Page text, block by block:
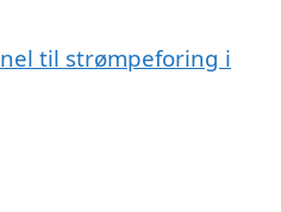
til strømpeforing i